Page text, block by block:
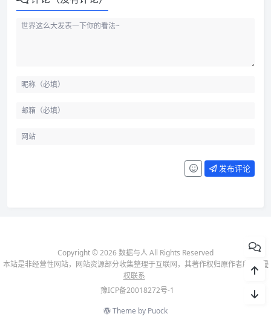
发布评论
Copyright © 2026 数据与人 All Rights Reserved
本站是非经营性网站，网站资源部分收集整理于互联网，其著作权归原作者所有-
侵
权联系
豫ICP备20018272号-1
Theme by Puock